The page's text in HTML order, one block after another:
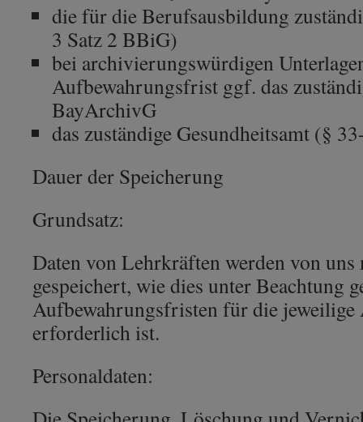
die für die Berufsausbildung
3 Satz 2 BBiG)
bei archivierungswürdigen
Aufbewahrungsfrist ggf. das
BayArchivG
das zuständige Gesundheitsamt (§
Dauer der Speicherung
Grundsatz:
Daten von Lehrkräften werden von uns
gespeichert, wie dies unter Beachtung
Aufbewahrungsfristen für die
erforderlich ist.
Personaldaten: